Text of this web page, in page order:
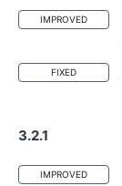
IMPROVED
FIXED
3.2.1
IMPROVED